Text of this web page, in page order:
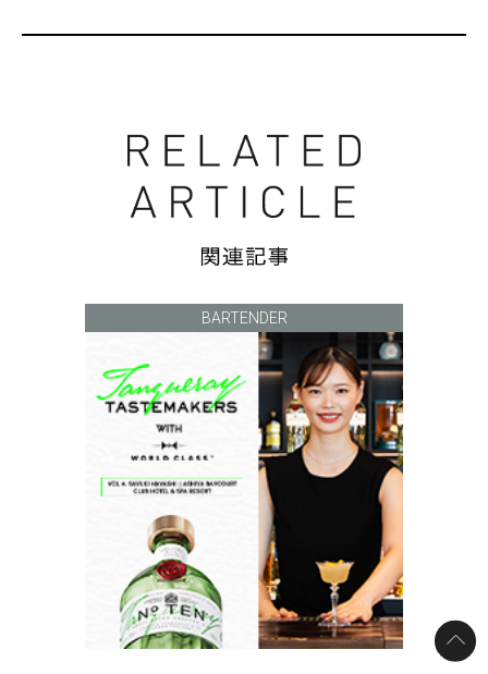
BARTENDER